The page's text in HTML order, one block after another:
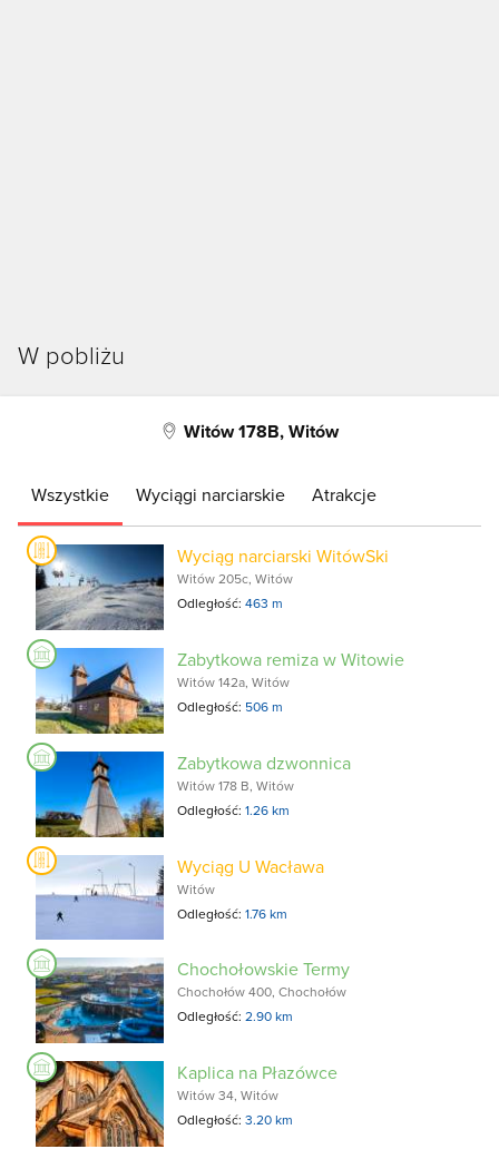
W pobliżu
Witów 178B, Witów
Wszystkie Wyciągi narciarskie Atrakcje
Wyciąg narciarski WitówSki
Witów 205c, Witów
Odległość:463 m
Zabytkowa remiza w Witowie
Witów 142a, Witów
Odległość: 506 m
Zabytkowa dzwonnica
Witów 178 B, Witów
Odległość:1.26 km
Wyciąg U Wacława
Witów
Odległość:1.76 km
Chochołowskie Termy
Chochołów 400, Chochołów
Odległość:2.90 km
Kaplica na Płazówce
Witów 34, Witów
Odległość:3.20 km